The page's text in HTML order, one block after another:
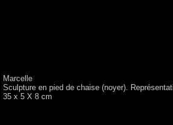
Marcelle
Sculpture en pied de chaise (noyer).
35 x 5 X 8 cm